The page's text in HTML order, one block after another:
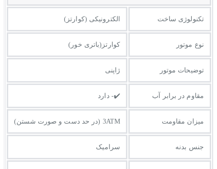
تکنولوژی ساخت الکترونیکی (کوارتز)
نوع موتور کوارتز(باتری خور)
توضیحات موتور ژاپنی
مقاوم در برابر آب ✔️- دارد
میزان مقاومت 3ATM (در حد دست و صورت شستن)
جنس بدنه سرامیک